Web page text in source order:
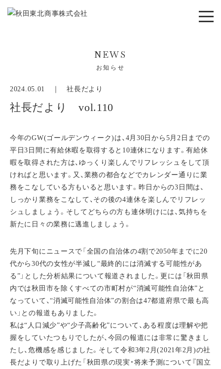
NEWS
お知らせ
2024.05.01 ｜社長だより
社長だより vol.110
今年のGW(ゴールデンウィーク)は、4月30日から5月2日までの
平日3日間に有給休暇を取得すると10連休になります。有給休
暇を取得された方は、ゆっくり楽しんでリフレッシュをして頂
ければと思います。又、業務の都合などでカレンダー通りに業
務をこなしている方もいると思います。昨日からの3日間は、
しっかり業務をこなして、その後の4連休を楽しんでリフレッ
シュしましょう。そしてどちらの方も連休明けには、気持ちを
新たに日々の業務に邁進しましょう。
先月下旬にニュースで「全国の自治体の4割で2050年までに20
代から30代の女性が半減し“最終的には消滅する可能性があ
る”」とした分析結果について報道されました。更には「秋田県
内では秋田市を除くすべての市町村が“消滅可能性自治体”と
なっていて、“消滅可能性自治体”の割合は47都道府県で最も高
い」との報道もありました。
私は“人口減少”や“少子高齢化”について、ある程度は理解や把
握をしていたつもりでしたが、今回の報道には非常に驚きまし
たし、危機感を感じました。そして令和3年2月(2021年2月)の社
長だよりで取り上げた「秋田県の現実・将来予測について『国立